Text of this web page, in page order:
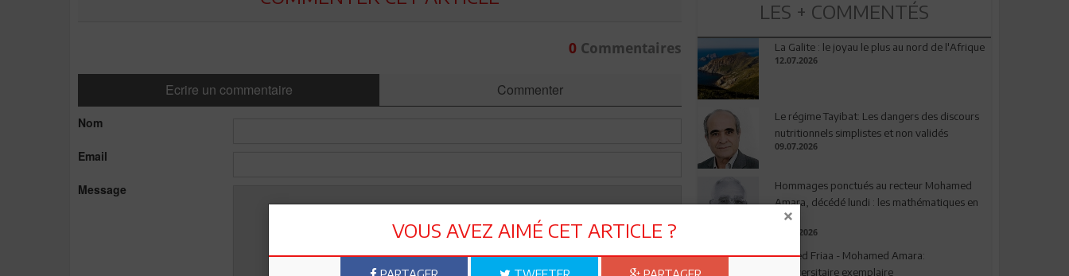
0Commentaires
Ecrire un commentaire Commenter
Nom
Email
Message
LES + COMMENTÉS
La Galite : le joyau le plus au nord de l'Afrique
12.07.2026
Le régime Tayibat: Les dangers des discours
nutritionnels simplistes et non validés
09.07.2026
Hommages ponctués au recteur Mohamed
Amara, décédé lundi : les mathématiques en
deuil
03.08.2026
Ahmed Friaa - Mohamed Amara:
l’Universitaire exemplaire
VOUS AVEZ AIMÉ CET ARTICLE ?